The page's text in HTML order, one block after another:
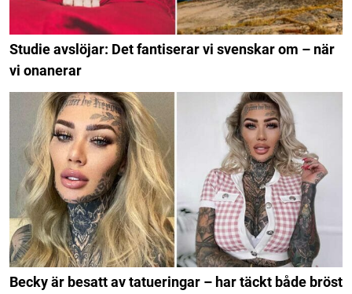
Studie avslöjar: Det fantiserar vi svenskar om – när
vi onanerar
Becky är besatt av tatueringar – har täckt både bröst